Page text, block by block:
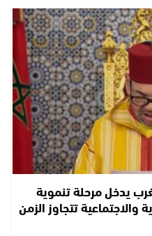
يدخل مرحلة تنموية
تتجاوز الزمن